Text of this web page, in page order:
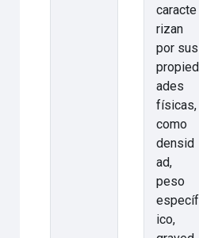
caracte
rizan
por sus
propied
ades
físicas,
como
densid
ad,
peso
específ
ico,